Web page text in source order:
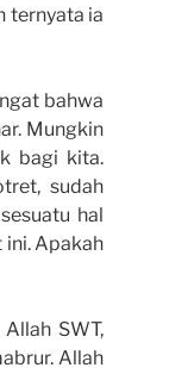
ternyata ia
bahwa
Mungkin
bagi kita.
sudah
hal
Apakah
SWT,
Allah